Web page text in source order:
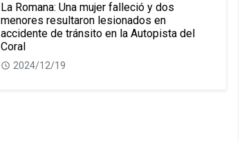
La Romana: Una mujer falleció y dos
menores resultaron lesionados en
accidente de tránsito en la Autopista del
Coral
2024/12/19